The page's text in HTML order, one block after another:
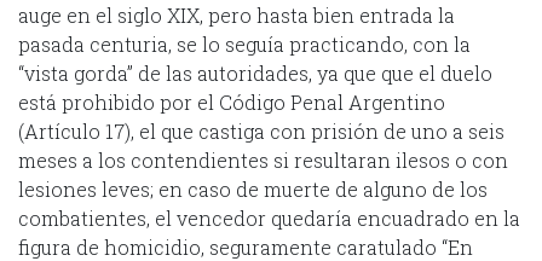
auge en el siglo XIX, pero hasta bien entrada la
pasada centuria, se lo seguía practicando, con la
“vista gorda” de las autoridades, ya que que el duelo
está prohibido por el Código Penal Argentino
(Artículo 17), el que castiga con prisión de uno a seis
meses a los contendientes si resultaran ilesos o con
lesiones leves; en caso de muerte de alguno de los
combatientes, el vencedor quedaría encuadrado en la
figura de homicidio, seguramente caratulado “En